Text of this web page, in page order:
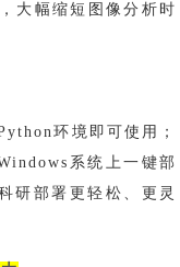
大幅缩短图像分析时
环境即可使用；
系统上一键部
研部署更轻松、更灵